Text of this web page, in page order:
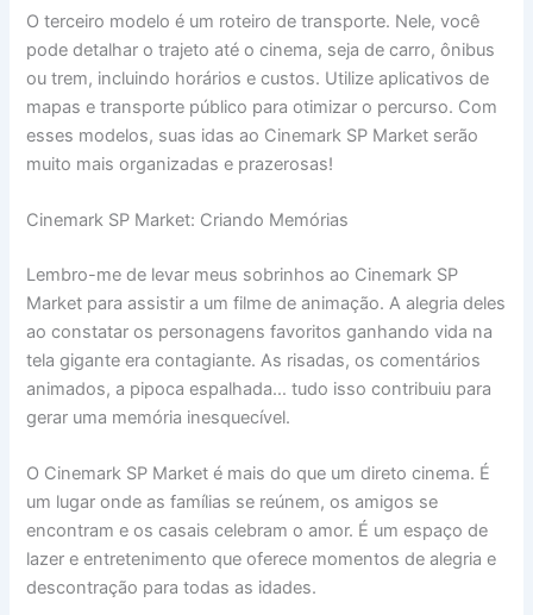
O terceiro modelo é um roteiro de transporte. Nele, você
pode detalhar o trajeto até o cinema, seja de carro, ônibus
ou trem, incluindo horários e custos. Utilize aplicativos de
mapas e transporte público para otimizar o percurso. Com
esses modelos, suas idas ao Cinemark SP Market serão
muito mais organizadas e prazerosas!
Cinemark SP Market: Criando Memórias
Lembro-me de levar meus sobrinhos ao Cinemark SP
Market para assistir a um filme de animação. A alegria deles
ao constatar os personagens favoritos ganhando vida na
tela gigante era contagiante. As risadas, os comentários
animados, a pipoca espalhada… tudo isso contribuiu para
gerar uma memória inesquecível.
O Cinemark SP Market é mais do que um direto cinema. É
um lugar onde as famílias se reúnem, os amigos se
encontram e os casais celebram o amor. É um espaço de
lazer e entretenimento que oferece momentos de alegria e
descontração para todas as idades.